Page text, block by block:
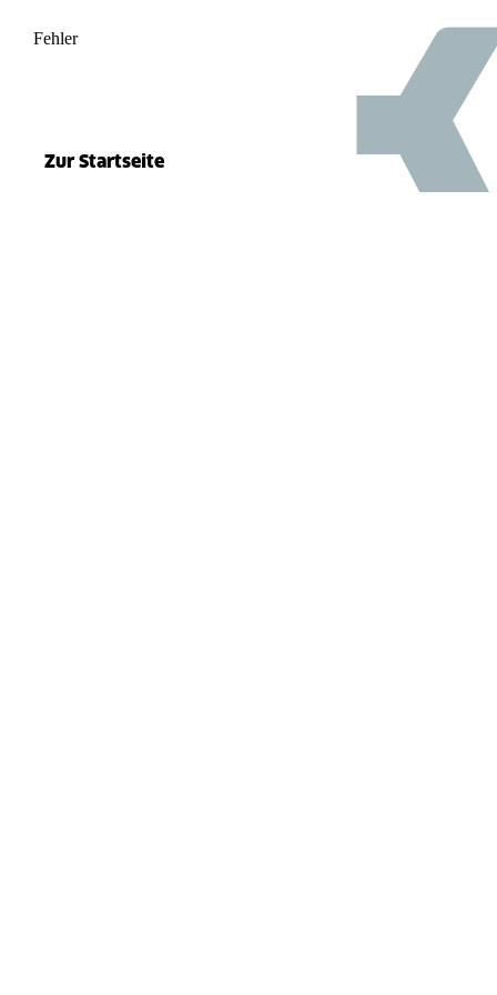
Fehler 500
Zur Startseite